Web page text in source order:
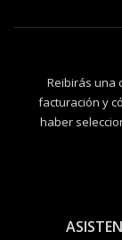
Reibirás una
facturación y
haber